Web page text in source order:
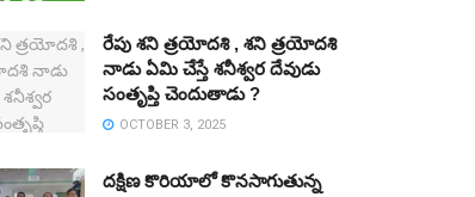
రేపు శని త్రయోదశి , శని త్రయోదశి
నాడు ఏమి చేస్తే శనీశ్వర దేవుడు
సంతృప్తి చెందుతాడు ?
OCTOBER 3, 2025
దక్షిణ కొరియాలో కొనసాగుతున్న